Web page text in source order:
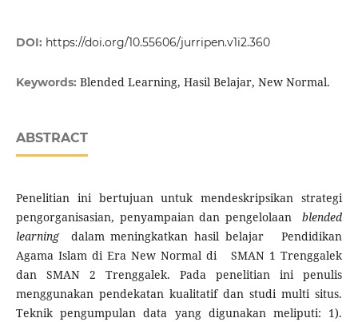
DOI: https://doi.org/10.55606/jurripen.v1i2.360
Keywords: Blended Learning, Hasil Belajar, New Normal.
ABSTRACT
Penelitian ini bertujuan untuk mendeskripsikan strategi
pengorganisasian, penyampaian dan pengelolaanblended
learning dalam meningkatkan hasil belajar Pendidikan
Agama Islam di Era New Normal di SMAN 1 Trenggalek
dan SMAN 2 Trenggalek. Pada penelitian ini penulis
menggunakan pendekatan kualitatif dan studi multi situs.
Teknik pengumpulan data yang digunakan meliputi: 1).